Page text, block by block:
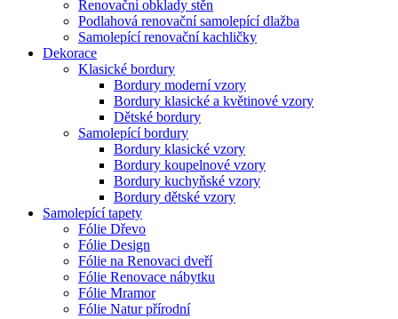
Renovační obklady stěn
Podlahová renovační samolepící dlažba
Samolepící renovační kachličky
Dekorace
Klasické bordury
Bordury moderní vzory
Bordury klasické a květinové vzory
Dětské bordury
Samolepící bordury
Bordury klasické vzory
Bordury koupelnové vzory
Bordury kuchyňské vzory
Bordury dětské vzory
Samolepící tapety
Fólie Dřevo
Fólie Design
Fólie na Renovaci dveří
Fólie Renovace nábytku
Fólie Mramor
Fólie Natur přírodní